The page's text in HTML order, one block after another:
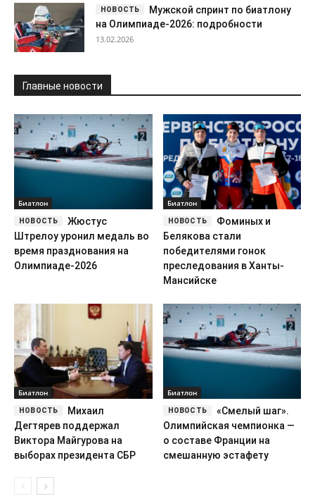
Мужской спринт по биатлону
на Олимпиаде-2026: подробности
13.02.2026
Главные новости
Биатлон
Жюстус
Штрелоу уронил медаль во
время празднования на
Олимпиаде-2026
Биатлон
Фоминых и
Белякова стали
победителями гонок
преследования в Ханты-
Мансийске
Биатлон
Михаил
Дегтярев поддержал
Виктора Майгурова на
выборах президента СБР
Биатлон
«Смелый шаг».
Олимпийская чемпионка —
о составе Франции на
смешанную эстафету